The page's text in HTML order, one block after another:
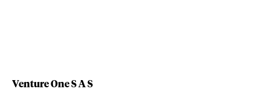
Venture One S A S